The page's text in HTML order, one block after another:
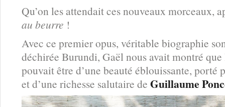
Qu’on les attendait ces nouveaux morceaux,
au beurre !
Avec ce premier opus, véritable biographie
déchirée Burundi, Gaël nous avait montré
pouvait être d’une beauté éblouissante, porté
et d’une richesse salutaire de Guillaume